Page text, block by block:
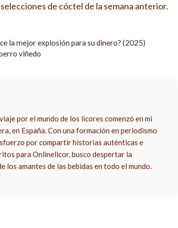
de cóctel de la semana anterior.
la mejor explosión para su dinero? (2025)
viñedo
por el mundo de los licores comenzó en mi
en España. Con una formación en periodismo
por compartir historias auténticas e
para Onlinelicor, busco despertar la
los amantes de las bebidas en todo el mundo.